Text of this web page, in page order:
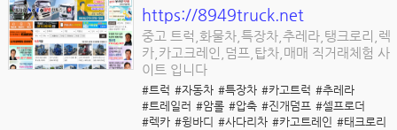
https://8949truck.net
중고 트럭,화물차,특장차,추레라,탱크로리,렉
카,카고크레인,덤프,탑차,매매 직거래체험 사
이트 입니다
#트럭 #자동차 #특장차 #카고트럭 #추레라
#트레일러 #암롤 #압축 #진개덤프 #셀프로더
#렉카 #윙바디 #사다리차 #카고트레인 #태크로리